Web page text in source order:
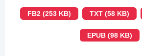
FB2 (253 KB) TXT (58 KB)
EPUB (98 KB)